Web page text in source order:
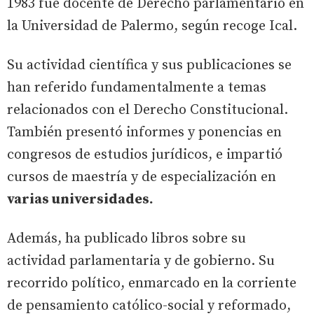
1983 fue docente de Derecho parlamentario en
la Universidad de Palermo, según recoge Ical.
Su actividad científica y sus publicaciones se
han referido fundamentalmente a temas
relacionados con el Derecho Constitucional.
También presentó informes y ponencias en
congresos de estudios jurídicos, e impartió
cursos de maestría y de especialización en
varias universidades.
Además, ha publicado libros sobre su
actividad parlamentaria y de gobierno. Su
recorrido político, enmarcado en la corriente
de pensamiento católico-social y reformado,